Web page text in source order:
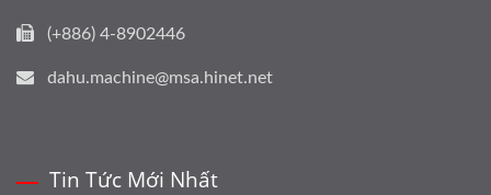
(+886) 4-8902446
dahu.machine@msa.hinet.net
Tin Tức Mới Nhất